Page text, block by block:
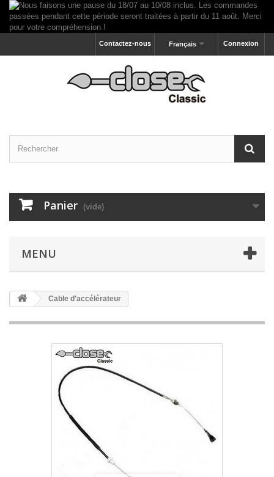
Connexion
Français
Contactez-nous
Panier (vide)
MENU
Cable d'accélérateur